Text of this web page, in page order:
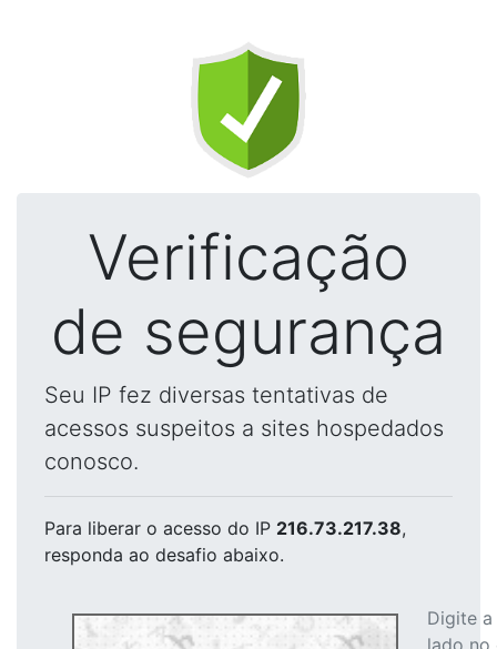
Verificação
de segurança
Seu IP fez diversas tentativas de
acessos suspeitos a sites hospedados
conosco.
Para liberar o acesso do IP 216.73.217.38,
responda ao desafio abaixo.
Digite
lado no